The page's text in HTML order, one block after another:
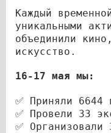
Каждый
уникальными
объединили
искусство.
16-17 мая мы:
✅ Приняли 6644
✅ Провели 33
✅ Организовали